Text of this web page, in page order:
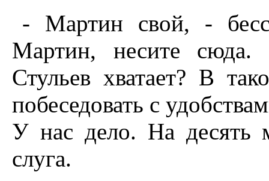
- Мартин свой, -
Мартин, несите сюда.
Стульев хватает? В
побеседовать с
У нас дело. На десять
слуга.